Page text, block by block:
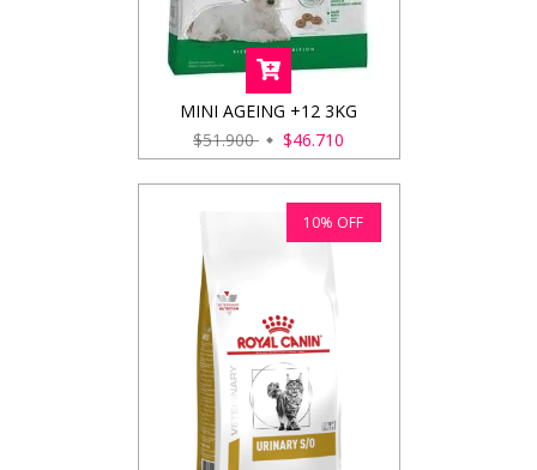
MINI AGEING +12 3KG
$51.900
$46.710
10% OFF